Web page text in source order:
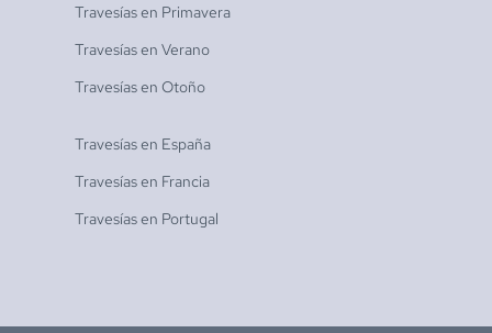
Travesías en Primavera
Travesías en Verano
Travesías en Otoño
Travesías en España
Travesías en Francia
Travesías en Portugal